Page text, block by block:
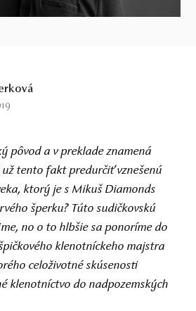
pôvod a v preklade znamená
tento fakt predurčiť vznešenú
ktorý je s Mikuš Diamonds
šperku? Túto sudičkovskú
no o to hlbšie sa ponoríme do
klenotníckeho majstra
celoživotné skúsenosti
klenotníctvo do nadpozemských